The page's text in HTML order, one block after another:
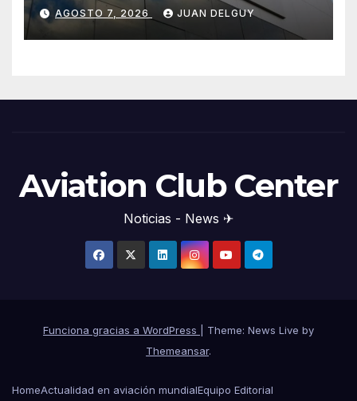
cambios en la RAAC 129
AGOSTO 7, 2026 JUAN DELGUY
Aviation Club Center
Noticias - News ✈
Funciona gracias a WordPress
Theme: News Live by
Themeansar.
HomeActualidad en aviación mundialEquipo Editorial